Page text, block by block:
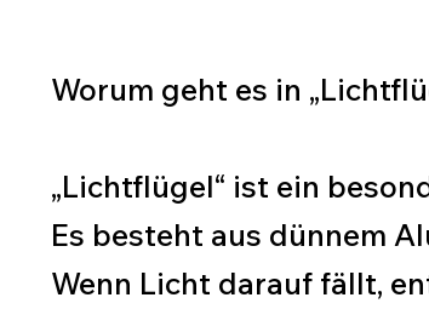
Worum geht es in
„Lichtflügel“ ist ein
Es besteht aus dünnem
Wenn Licht darauf fällt,